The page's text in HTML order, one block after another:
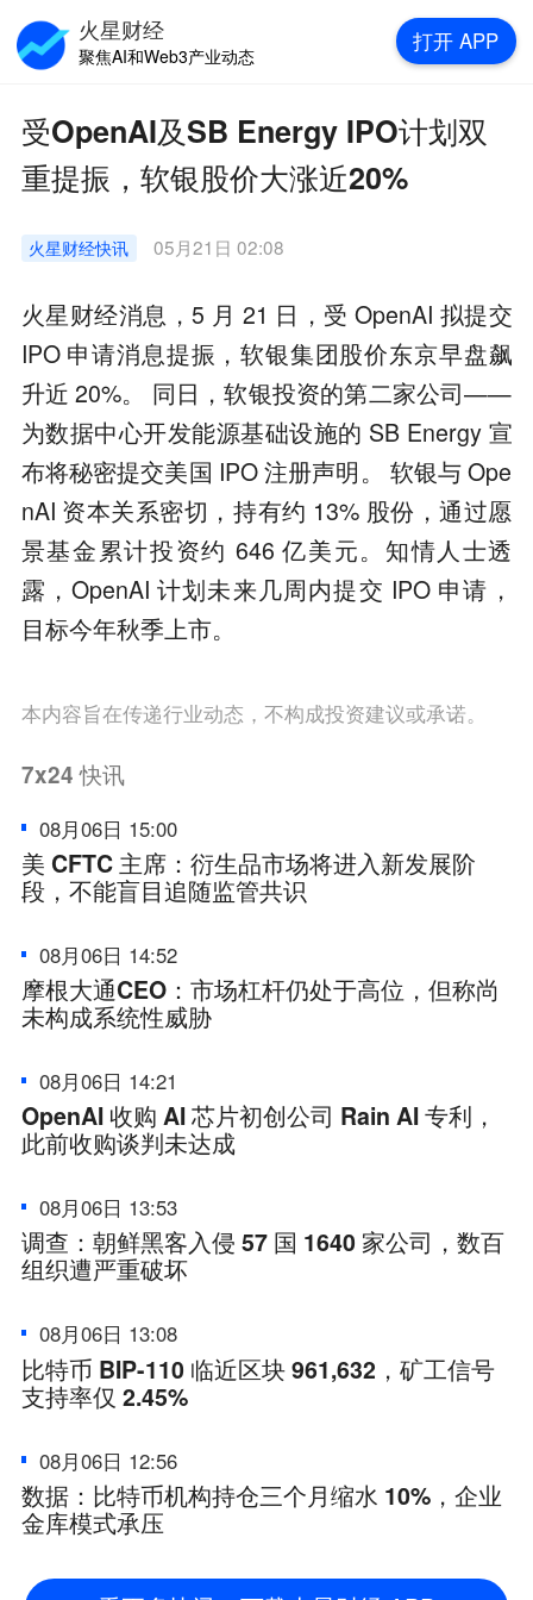
受OpenAI及SB Energy IPO计划双
重提振，软银股价大涨近20%
火星财经快讯 05月21日 02:08
火星财经消息，5 月 21 日，受 OpenAI 拟提交
IPO 申请消息提振，软银集团股价东京早盘飙
升近 20%。 同日，软银投资的第二家公司——
为数据中心开发能源基础设施的 SB Energy 宣
布将秘密提交美国 IPO 注册声明。 软银与 Ope
nAI 资本关系密切，持有约 13% 股份，通过愿
景基金累计投资约 646 亿美元。知情人士透
露，OpenAI 计划未来几周内提交 IPO 申请，
目标今年秋季上市。
本内容旨在传递行业动态，不构成投资建议或承诺。
7x24快讯
08月06日 15:00
美 CFTC 主席：衍生品市场将进入新发展阶
段，不能盲目追随监管共识
08月06日 14:52
摩根大通CEO：市场杠杆仍处于高位，但称尚
未构成系统性威胁
08月06日 14:21
OpenAI 收购 AI 芯片初创公司 Rain AI 专利，
此前收购谈判未达成
08月06日 13:53
调查：朝鲜黑客入侵 57 国 1640 家公司，数百
组织遭严重破坏
08月06日 13:08
比特币 BIP-110 临近区块 961,632，矿工信号
支持率仅 2.45%
08月06日 12:56
数据：比特币机构持仓三个月缩水 10%，企业
金库模式承压
火星财经
聚焦AI和Web3产业动态
打开 APP